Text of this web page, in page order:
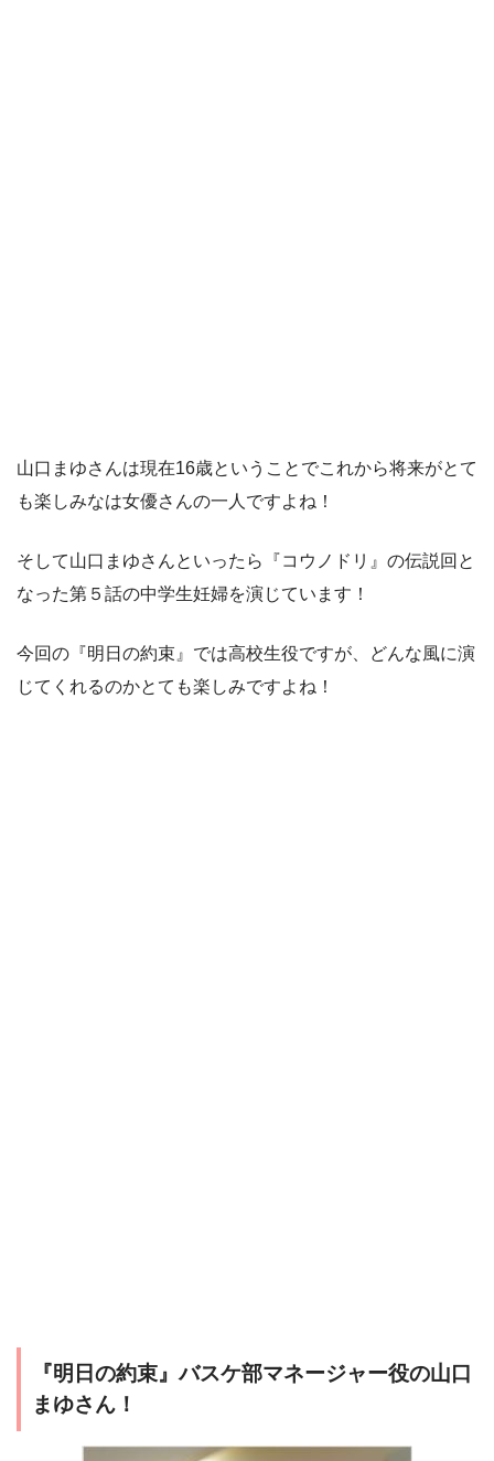
山口まゆさんは現在16歳ということでこれから将来がとて
も楽しみなは女優さんの一人ですよね！
そして山口まゆさんといったら
『コウノドリ』の伝説回と
なった第５話の中学生妊婦を演じています！
今回の『明日の約束』では高校生役ですが、どんな風に演
じてくれるのかとても楽しみですよね！
『明日の約束』バスケ部マネージャー役の山口
まゆさん！